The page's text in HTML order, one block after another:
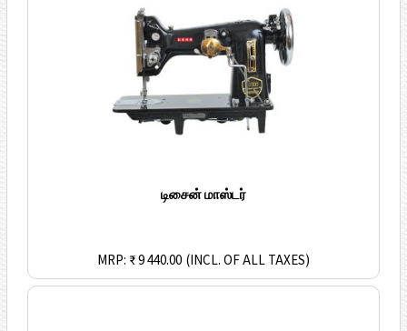
டிசைன் மாஸ்டர்
MRP: ₹ 9 440.00 (INCL. OF ALL TAXES)